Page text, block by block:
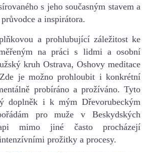
s jeho současným stavem a
a inspirátora.
a prohlubující záležitost ke
na práci s lidmi a osobní
kruh Ostrava, Oshovy meditace
je možno prohloubit i konkrétní
probíráno a prožíváno. Tyto
doplněk i k mým Dřevorubeckým
pro muže v Beskydských
mimo jiné často procházejí
prožitky a procesy.